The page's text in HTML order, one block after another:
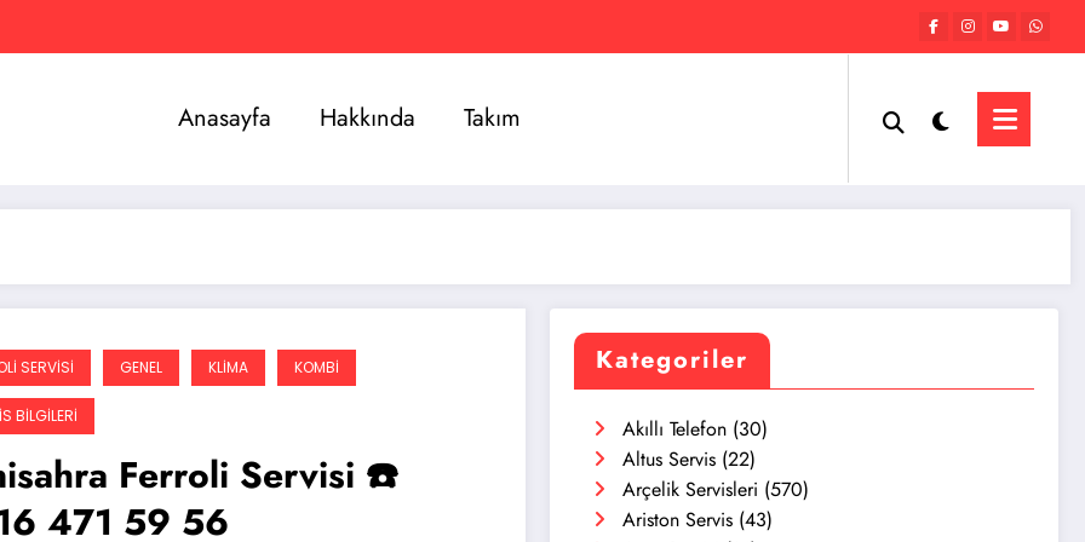
Anasayfa Hakkında Takım
SERVISI GENEL KLIMA KOMBI
BILGILERI
Ferroli Servisi ☎️
471 59 56
Kategoriler
Akıllı Telefon (30)
Altus Servis (22)
Arçelik Servisleri (570)
Ariston Servis (43)